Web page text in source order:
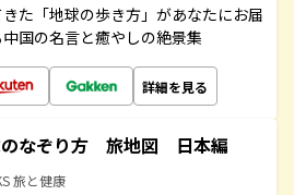
た「地球の歩き方」があなたにお届
国の名言と癒やしの絶景集
詳細を見る
なぞり方 旅地図 日本編
旅と健康